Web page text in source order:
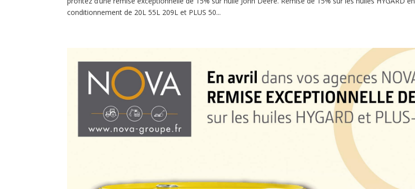
conditionnement de 20L 55L 209L et PLUS 50...